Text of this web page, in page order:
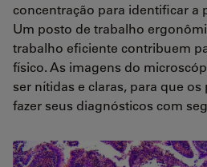
concentração para identificar a
Um posto de trabalho
trabalho eficiente contribuem
físico. As imagens do
ser nítidas e claras, para que
fazer seus diagnósticos com